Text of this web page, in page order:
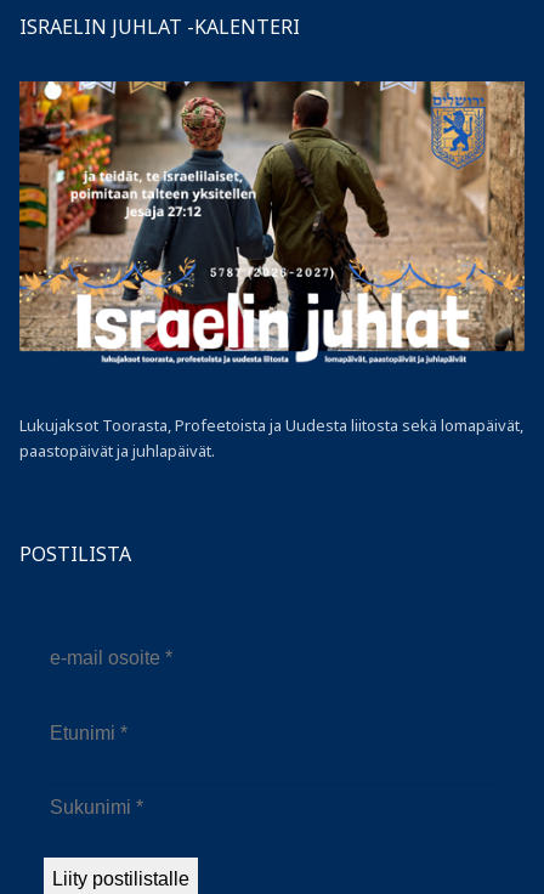
ISRAELIN JUHLAT -KALENTERI
Lukujaksot Toorasta, Profeetoista ja Uudesta liitosta sekä lomapäivät,
paastopäivät ja juhlapäivät.
POSTILISTA